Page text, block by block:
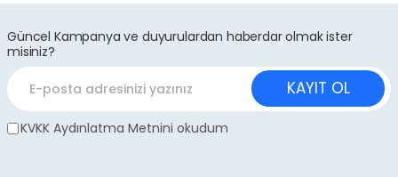
Güncel Kampanya ve duyurulardan haberdar olmak ister
misiniz?
KAYIT OL
KVKK Aydınlatma Metnini okudum